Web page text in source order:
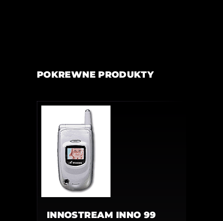
POKREWNE PRODUKTY
INNOSTREAM INNO 99